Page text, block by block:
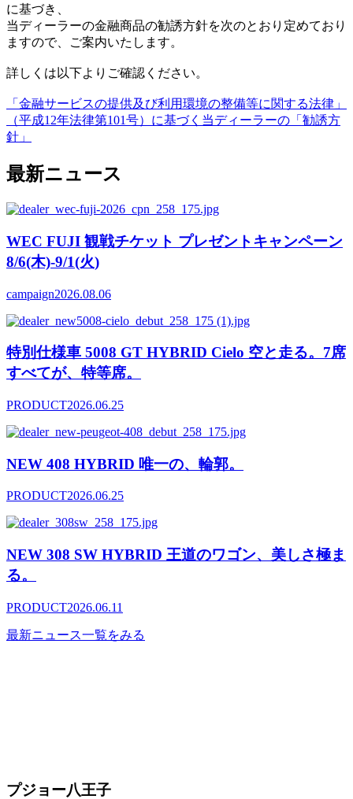
に基づき、
当ディーラーの金融商品の勧誘方針を次のとおり定めており
ますので、ご案内いたします。
詳しくは以下よりご確認ください。
「金融サービスの提供及び利用環境の整備等に関する法律」
（平成12年法律第101号）に基づく当ディーラーの「勧誘方
針」
最新ニュース
WEC FUJI 観戦チケット プレゼントキャンペーン
8/6(木)-9/1(火)
campaign2026.08.06
特別仕様車 5008 GT HYBRID Cielo 空と走る。7席
すべてが、特等席。
PRODUCT2026.06.25
NEW 408 HYBRID 唯一の、輪郭。
PRODUCT2026.06.25
NEW 308 SW HYBRID 王道のワゴン、美しさ極ま
る。
PRODUCT2026.06.11
最新ニュース一覧をみる
プジョー八王子